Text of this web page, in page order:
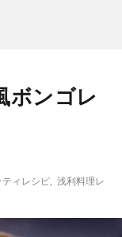
ボンゴレ
ティレシピ
浅利料理レ